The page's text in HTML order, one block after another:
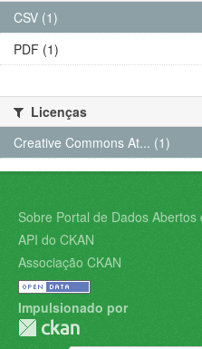
CSV (1)
PDF (1)
Licenças
Creative Commons At... (1)
Sobre Portal de Dados Abertos
API do CKAN
Associação CKAN
Impulsionado por